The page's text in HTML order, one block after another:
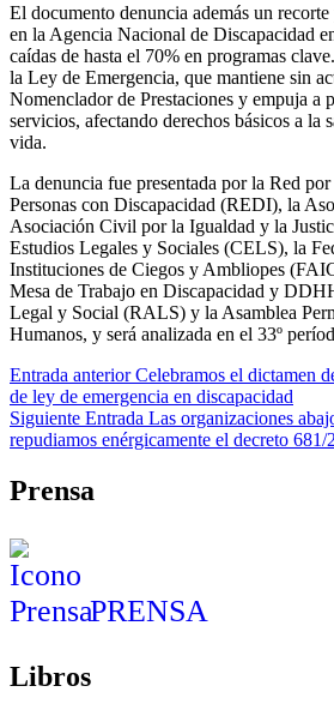
El documento denuncia además un
en la Agencia Nacional de Discapacidad
caídas de hasta el 70% en programas
la Ley de Emergencia, que mantiene sin
Nomenclador de Prestaciones y empuja a
servicios, afectando derechos básicos a la
vida.
La denuncia fue presentada por la Red
Personas con Discapacidad (REDI), la
Asociación Civil por la Igualdad y la
Estudios Legales y Sociales (CELS), la
Instituciones de Ciegos y Ambliopes
Mesa de Trabajo en Discapacidad y
Legal y Social (RALS) y la Asamblea
Humanos, y será analizada en el 33º
Skip
back
to
main
Navegación
de
entradas
Entrada anterior Celebramos el dictamen
de ley de emergencia en discapacidad
Siguiente Entrada Las organizaciones
repudiamos enérgicamente el decreto 681/
Prensa
PRENSA
Libros